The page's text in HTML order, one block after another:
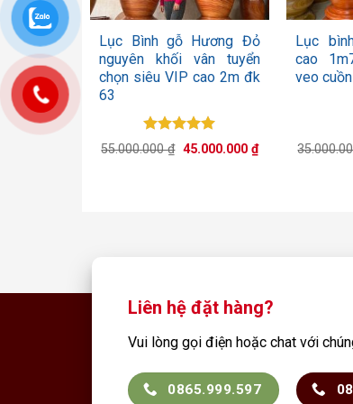
Lục Bình gỗ Hương Đỏ
nguyên khối vân tuyển
chọn siêu VIP cao 2m đk
63
Được xếp
hạng
55.000.000₫ Giá
45.000.000 ₫Giá
hiện
+
Lục
cao
veo
Liên hệ đặt hàng?
Vui lòng gọi điện hoặc chat với
0865.999.597